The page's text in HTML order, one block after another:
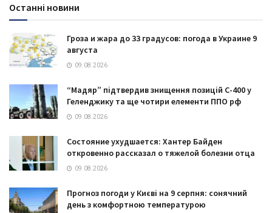
Останні новини
Гроза и жара до 33 градусов: погода в Украине 9
августа
09.08.2026
“Мадяр” підтвердив знищення позицій С-400 у
Геленджику та ще чотири елементи ППО рф
09.08.2026
Состояние ухудшается: Хантер Байден
откровенно рассказал о тяжелой болезни отца
09.08.2026
Прогноз погоди у Києві на 9 серпня: сонячний
день з комфортною температурою